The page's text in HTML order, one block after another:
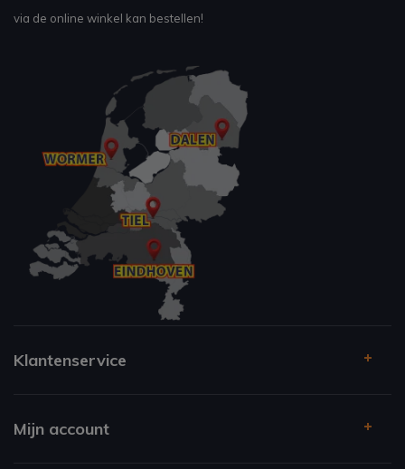
via de online winkel kan bestellen!
Klantenservice
Mijn account